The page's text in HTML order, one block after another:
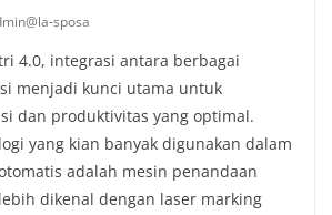
sposa
4.0, integrasi antara berbagai
menjadi kunci utama untuk
dan produktivitas yang optimal.
yang kian banyak digunakan dalam
adalah mesin penandaan
dikenal dengan laser marking